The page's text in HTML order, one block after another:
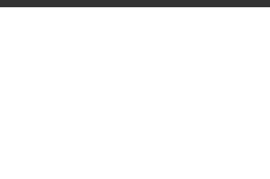
order@cit.ru